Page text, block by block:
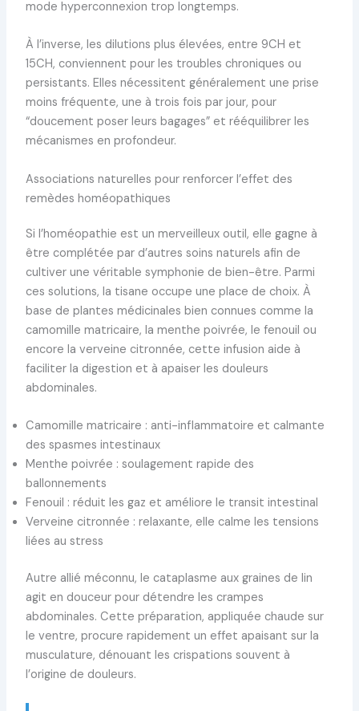
mode hyperconnexion trop longtemps.
À l’inverse, les dilutions plus élevées, entre 9CH et
15CH, conviennent pour les troubles chroniques ou
persistants. Elles nécessitent généralement une prise
moins fréquente, une à trois fois par jour, pour
“doucement poser leurs bagages” et rééquilibrer les
mécanismes en profondeur.
Associations naturelles pour renforcer l’effet des
remèdes homéopathiques
Si l’homéopathie est un merveilleux outil, elle gagne à
être complétée par d’autres soins naturels afin de
cultiver une véritable symphonie de bien-être. Parmi
ces solutions, la tisane occupe une place de choix. À
base de plantes médicinales bien connues comme la
camomille matricaire, la menthe poivrée, le fenouil ou
encore la verveine citronnée, cette infusion aide à
faciliter la digestion et à apaiser les douleurs
abdominales.
Camomille matricaire : anti-inflammatoire et calmante
des spasmes intestinaux
Menthe poivrée : soulagement rapide des
ballonnements
Fenouil : réduit les gaz et améliore le transit intestinal
Verveine citronnée : relaxante, elle calme les tensions
liées au stress
Autre allié méconnu, le cataplasme aux graines de lin
agit en douceur pour détendre les crampes
abdominales. Cette préparation, appliquée chaude sur
le ventre, procure rapidement un effet apaisant sur la
musculature, dénouant les crispations souvent à
l’origine de douleurs.